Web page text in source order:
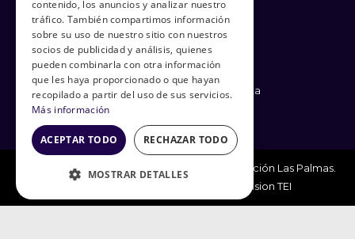
Enlaces
Política de Privacidad
Términos y Condiciones
Política de cookies
Condiciones generales de venta
© Todos los Derechos Reservados - Club Natación Las Palmas.
Dimension TEI
contenido, los anuncios y analizar nuestro
tráfico. También compartimos información
sobre su uso de nuestro sitio con nuestros
socios de publicidad y análisis, quienes
pueden combinarla con otra información
que les haya proporcionado o que hayan
recopilado a partir del uso de sus servicios.
Más información
ACEPTAR TODO RECHAZAR TODO
MOSTRAR DETALLES